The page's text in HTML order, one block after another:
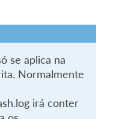
se aplica na
Normalmente
irá conter